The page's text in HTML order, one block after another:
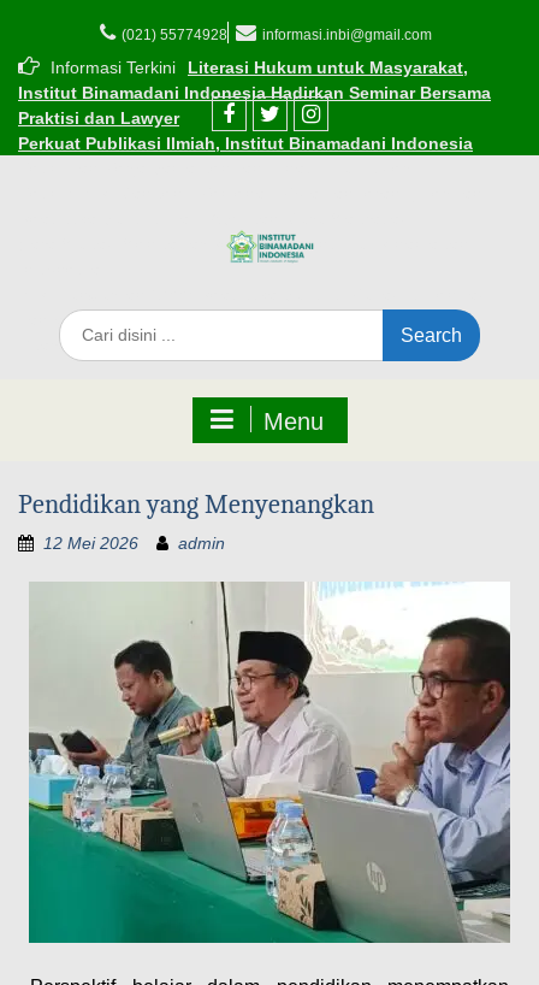
(021) 55774928 informasi.inbi@gmail.com
Informasi Terkini
Literasi Hukum untuk Masyarakat,
Institut Binamadani Indonesia Hadirkan Seminar Bersama
Praktisi dan Lawyer
Perkuat Publikasi Ilmiah, Institut Binamadani Indonesia
Cara Mudah Mendaftar Beasiswa di Institut Binamadani
Tantangan Ekonomi
Edaran Perkuliahan Selama Ramadhan 1447 H
Menu
Pendidikan yang Menyenangkan
12 Mei 2026 admin